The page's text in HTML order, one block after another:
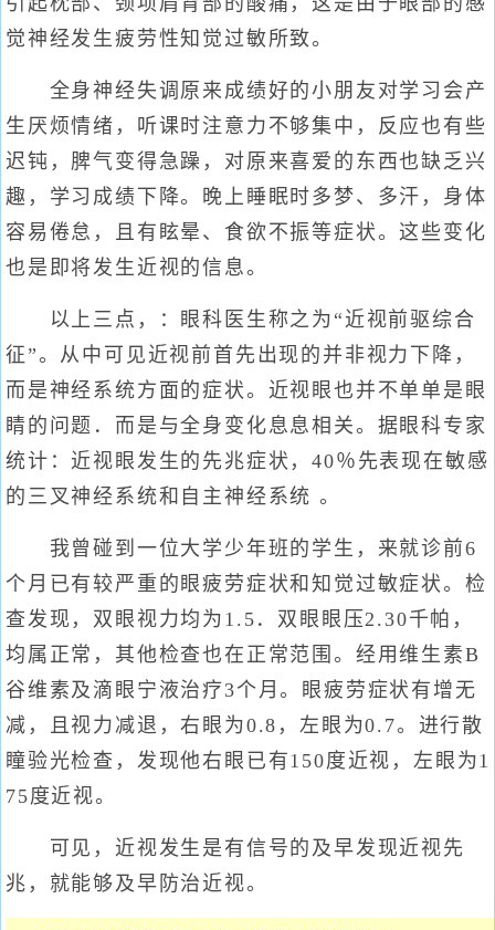
觉神经发生疲劳性知觉过敏所致。
全身神经失调原来成绩好的小朋友对学习会产
生厌烦情绪，听课时注意力不够集中，反应也有些
迟钝，脾气变得急躁，对原来喜爱的东西也缺乏兴
趣，学习成绩下降。晚上睡眠时多梦、多汗，身体
容易倦怠，且有眩晕、食欲不振等症状。这些变化
也是即将发生近视的信息。
以上三点，：眼科医生称之为“近视前驱综合
征”。从中可见近视前首先出现的并非视力下降，
而是神经系统方面的症状。近视眼也并不单单是眼
睛的问题．而是与全身变化息息相关。据眼科专家
统计：近视眼发生的先兆症状，40％先表现在敏感
的三叉神经系统和自主神经系统 。
我曾碰到一位大学少年班的学生，来就诊前6
个月已有较严重的眼疲劳症状和知觉过敏症状。检
查发现，双眼视力均为1.5．双眼眼压2.30千帕，
均属正常，其他检查也在正常范围。经用维生素B
谷维素及滴眼宁液治疗3个月。眼疲劳症状有增无
减，且视力减退，右眼为0.8，左眼为0.7。进行散
瞳验光检查，发现他右眼已有150度近视，左眼为1
75度近视。
可见，近视发生是有信号的及早发现近视先
兆，就能够及早防治近视。